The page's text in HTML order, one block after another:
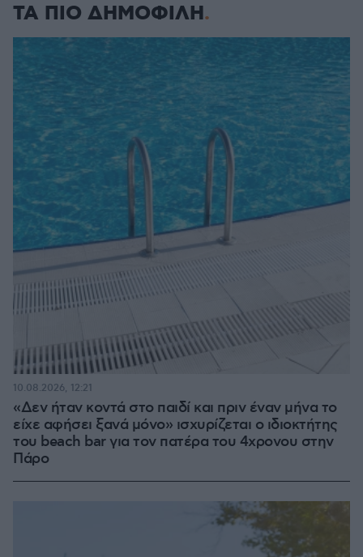
ΤΑ ΠΙΟ ΔΗΜΟΦΙΛΗ
«Δεν ήταν κοντά στο παιδί και πριν έναν μήνα το
είχε αφήσει ξανά μόνο» ισχυρίζεται ο ιδιοκτήτης
του beach bar για τον πατέρα του 4χρονου στην
Πάρο
10.08.2026, 12:21